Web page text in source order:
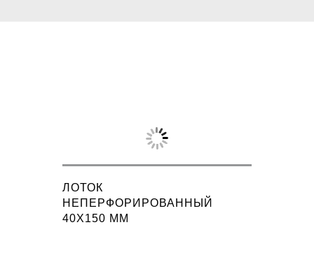
ЛОТОК
НЕПЕРФОРИРОВАННЫЙ
40X150 ММ